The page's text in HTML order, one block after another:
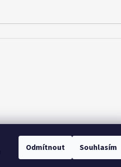
Odmítnout Souhlasím